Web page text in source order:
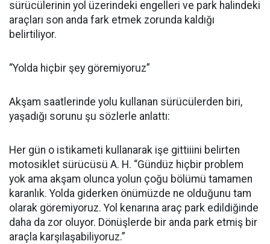
sürücülerinin yol üzerindeki engelleri ve park halindeki
araçları son anda fark etmek zorunda kaldığı
belirtiliyor.
“Yolda hiçbir şey göremiyoruz”
Akşam saatlerinde yolu kullanan sürücülerden biri,
yaşadığı sorunu şu sözlerle anlattı:
Her gün o istikameti kullanarak işe gittiiini belirten
motosiklet sürücüsü A. H. “Gündüz hiçbir problem
yok ama akşam olunca yolun çoğu bölümü tamamen
karanlık. Yolda giderken önümüzde ne olduğunu tam
olarak göremiyoruz. Yol kenarına araç park edildiğinde
daha da zor oluyor. Dönüşlerde bir anda park etmiş bir
araçla karşılaşabiliyoruz.”